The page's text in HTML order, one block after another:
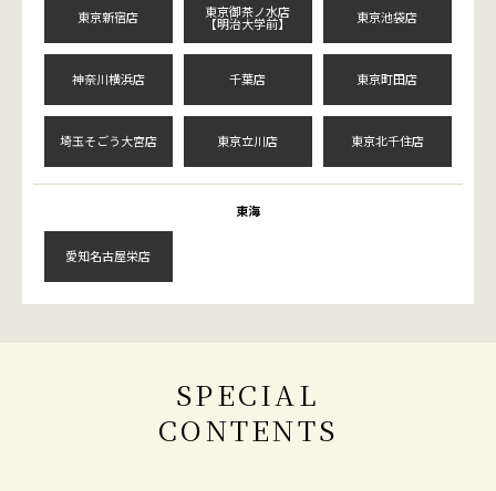
東京新宿店 東京御茶ノ水店
【明治大学前】 東京池袋店
神奈川横浜店 千葉店 東京町田店
埼玉そごう大宮店 東京立川店 東京北千住店
東海
愛知名古屋栄店
SPECIAL
CONTENTS